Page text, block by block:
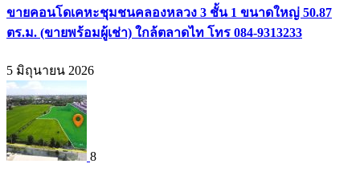
ขายคอนโดเคหะชุมชนคลองหลวง 3 ชั้น 1 ขนาดใหญ่ 50.87
ตร.ม. (ขายพร้อมผู้เช่า) ใกล้ตลาดไท โทร 084-9313233
5 มิถุนายน 2026
8